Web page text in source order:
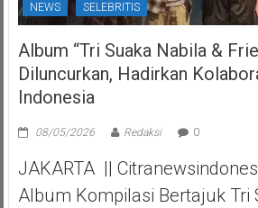
NEWS SELEBRITIS
Album “Tri Suaka Nabila &
Diluncurkan, Hadirkan
Indonesia
08/05/2026 Redaksi 0
JAKARTA ||
Album Kompilasi Bertajuk Tri